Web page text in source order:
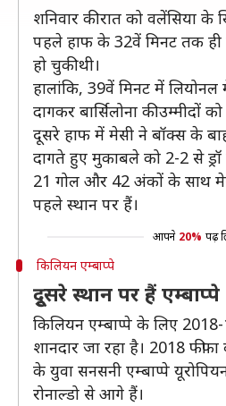
शनिवार की रात को वलेंसिया
पहले हाफ के 32वें मिनट तक ही
हो चुकी थी।
हालांकि, 39वें मिनट में लियोनल
दागकर बार्सिलोना की उम्मीदों
दूसरे हाफ में मेसी ने बॉक्स के
दागते हुए मुकाबले को 2-2 से
21 गोल और 42 अंकों के साथ
पहले स्थान पर हैं।
आपने 20% पढ़
किलियन एम्बाप्पे
दुूसरे स्थान पर हैं एम्बाप्पे
किलियन एम्बाप्पे के लिए
शानदार जा रहा है। 2018 फीफा
के युवा सनसनी एम्बाप्पे
रोनाल्डो से आगे हैं।